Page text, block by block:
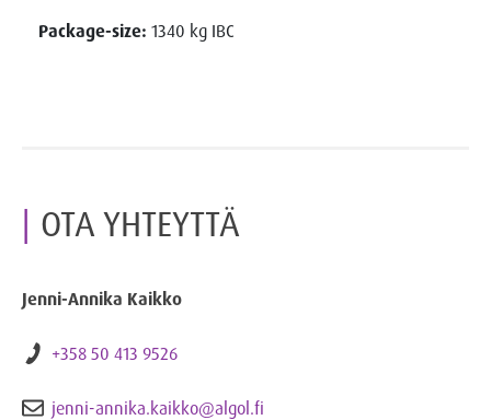
Package-size: 1340 kg IBC
OTA YHTEYTTÄ
Jenni-Annika Kaikko
+358 50 413 9526
jenni-annika.kaikko@algol.fi